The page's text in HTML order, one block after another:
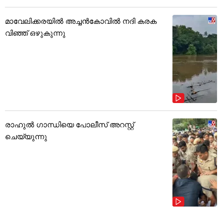
മാവേലിക്കരയിൽ അച്ചൻകോവിൽ നദി കരക
വിഞ്ഞ് ഒഴുകുന്നു
രാഹുൽ ഗാന്ധിയെ പോലീസ് അറസ്റ്റ്
ചെയ്യുന്നു